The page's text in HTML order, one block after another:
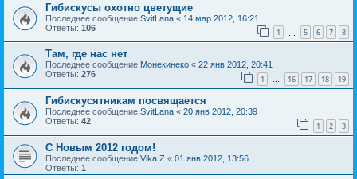
Гибискусы охотно цветущие
Последнее сообщение SvitLana « 14 мар 2012, 16:21
Ответы: 106 1 5 6 7 8
Там, где нас нет
Последнее сообщение Монекинеко « 22 янв 2012, 20:41
Ответы: 276 1 … 16 17 18 19
Гибискусятникам посвящается
Последнее сообщение SvitLana « 20 янв 2012, 20:39
Ответы: 42 1 2 3
С Новым 2012 годом!
Последнее сообщение Vika Z « 01 янв 2012, 13:56
Ответы: 1